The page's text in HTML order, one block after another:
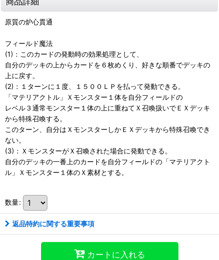
原質の炉心貫通
フィールド魔法
(1)：このカードの発動時の効果処理として、
自分のデッキの上からカードを６枚めくり、好きな順番でデッキの
上に戻す。
(2)：１ターンに１度、１５００ＬＰを払って発動できる。
「マテリアクトル」Ｘモンスター１体を自分フィールドの
レベル３通常モンスター１体の上に重ねてＸ召喚扱いでＥＸデッキ
から特殊召喚する。
このターン、自分はＸモンスターしかＥＸデッキから特殊召喚でき
ない。
(3)：ＸモンスターがＸ召喚された場合に発動できる。
自分のデッキの一番上のカードを自分フィールドの「マテリアクト
ル」Ｘモンスター１体のＸ素材とする。
数量:
返品特約に関する重要事項
カートに入れる